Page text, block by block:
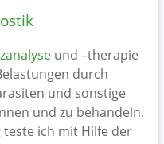
und –therapie
durch
und sonstige
und zu behandeln.
ich mit Hilfe der